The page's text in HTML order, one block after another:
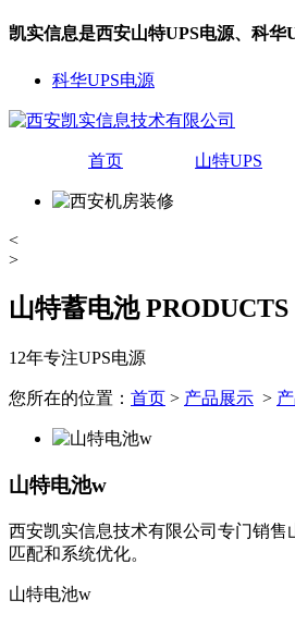
凯实信息是西安山特UPS电源、科华
科华UPS电源
首页 山特UPS
<
>
山特蓄电池PRODUCTS
12年专注UPS电源
您所在的位置： 首页 > 产品展示 >
山特电池w
西安凯实信息技术有限公司专门销
匹配和系统优化。
山特电池w